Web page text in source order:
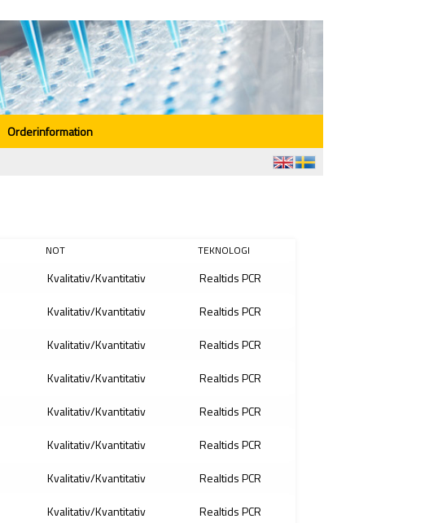
Orderinformation
NOT TEKNOLOGI
Kvalitativ/Kvantitativ
Realtids PCR
Kvalitativ/Kvantitativ
Realtids PCR
Kvalitativ/Kvantitativ
Realtids PCR
Kvalitativ/Kvantitativ
Realtids PCR
Kvalitativ/Kvantitativ
Realtids PCR
Kvalitativ/Kvantitativ
Realtids PCR
Kvalitativ/Kvantitativ
Realtids PCR
Kvalitativ/Kvantitativ
Realtids PCR